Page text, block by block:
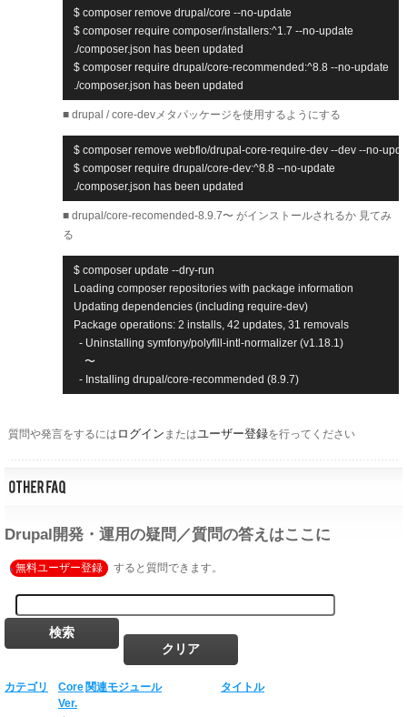
$ composer remove drupal/core --no-update
$ composer require composer/installers:^1.7 --no-update
./composer.json has been updated
$ composer require drupal/core-recommended:^8.8 --no-update
./composer.json has been updated
■ drupal / core-devメタパッケージを使用するようにする
$ composer remove webflo/drupal-core-require-dev --dev --no-
$ composer require drupal/core-dev:^8.8 --no-update
./composer.json has been updated
■ drupal/core-recomended-8.9.7〜 がインストールされるか 見てみ
る
$ composer update --dry-run
Loading composer repositories with package information
Updating dependencies (including require-dev)
Package operations: 2 installs, 42 updates, 31 removals
  - Uninstalling symfony/polyfill-intl-normalizer (v1.18.1)
〜
質問や発言をするには ログイン またはユーザー登録を行ってください
Drupal開発・運用の疑問／質問の答えはここに
無料ユーザー登録 すると質問できます。
カテゴリ
Core
Ver.
関連モジュール タイトル